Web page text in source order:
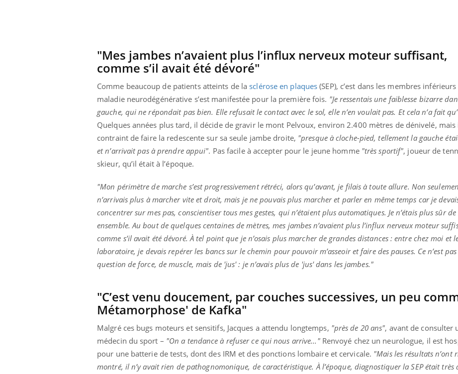
"Mes jambes n’avaient plus l’influx nerveux moteur suffisant,
comme s’il avait été dévoré"
Comme beaucoup de patients atteints de lasclérose en plaques (SEP), c’est dans les membres
maladie neurodégénérative s’est manifestée pour la première fois. "Je ressentais une faiblesse bizarre
gauche, qui ne répondait pas bien. Elle refusait le contact avec le sol, elle n’en voulait pas. Et cela n’a fait
Quelques années plus tard, il décide de gravir le mont Pelvoux, environ 2.400 mètres de dénivelé, mais
contraint de faire la redescente sur sa seule jambe droite, "presque à cloche-pied, tellement la gauche
et n’arrivait pas à prendre appui". Pas facile à accepter pour le jeune homme "très sportif", joueur de
skieur, qu’il était à l’époque.
"Mon périmètre de marche s’est progressivement rétréci, alors qu’avant, je filais à toute allure. Non
n’arrivais plus à marcher vite et droit, mais je ne pouvais plus marcher et parler en même temps car je
concentrer sur mes pas, conscientiser tous mes gestes, qui n’étaient plus automatiques. Je n’étais plus sûr
ensemble. Au bout de quelques centaines de mètres, mes jambes n’avaient plus l’influx nerveux moteur
comme s’il avait été dévoré. À tel point que je n’osais plus marcher de grandes distances : entre chez moi et
laboratoire, je devais repérer les bancs sur le chemin pour pouvoir m’asseoir et faire des pauses. Ce n’est
question de force, de muscle, mais de 'jus' : je n’avais plus de 'jus' dans les jambes."
"C’est venu doucement, par couches successives, un peu
Métamorphose' de Kafka"
Malgré ces bugs moteurs et sensitifs, Jacques a attendu longtemps, "près de 20 ans", avant de consulter
médecin du sport – "On a tendance à refuser ce qui nous arrive..."Renvoyé chez un neurologue, il est
pour une batterie de tests, dont des IRM et des ponctions lombaire et cervicale. "Mais les résultats n’ont
montré, il n’y avait rien de pathognomonique, de caractéristique. À l’époque, diagnostiquer la SEP était
défis, mais ...
mutualiste innove en matière de bilan de
santé : l'utilisation d'un « jumeau
numérique » permet ...
épisode, une ...